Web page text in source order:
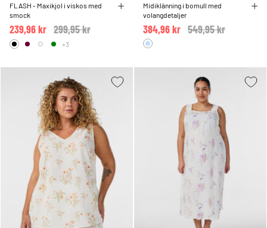
FLASH - Maxikjol i viskos med
smock
Price reduced from
299,95 kr
239,96 kr
+3
Midiklänning i bomull med
volangdetaljer
Price reduced from
549,95 kr
384,96 kr